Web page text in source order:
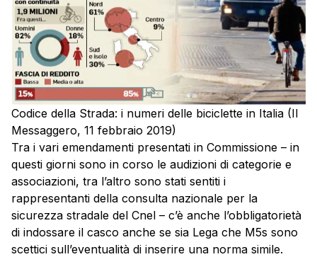
Codice della Strada: i numeri delle biciclette in Italia (Il
Messaggero, 11 febbraio 2019)
Tra i vari emendamenti presentati in Commissione – in
questi giorni sono in corso le audizioni di categorie e
associazioni, tra l’altro sono stati sentiti i
rappresentanti della consulta nazionale per la
sicurezza stradale del Cnel – c’è anche l’obbligatorietà
di indossare il casco anche se sia Lega che M5s sono
scettici sull’eventualità di inserire una norma simile.